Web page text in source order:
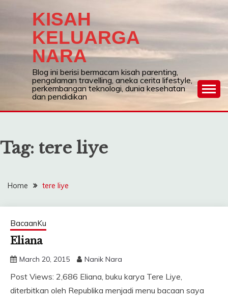
KISAH
KELUARGA
NARA
Blog ini berisi bermacam kisah parenting,
pengalaman travelling, aneka cerita lifestyle,
perkembangan teknologi, dunia kesehatan
dan pendidikan
Tag: tere liye
Home tere liye
BacaanKu
Eliana
March 20, 2015 Nanik Nara
Post Views: 2,686 Eliana, buku karya Tere Liye,
diterbitkan oleh Republika menjadi menu bacaan saya